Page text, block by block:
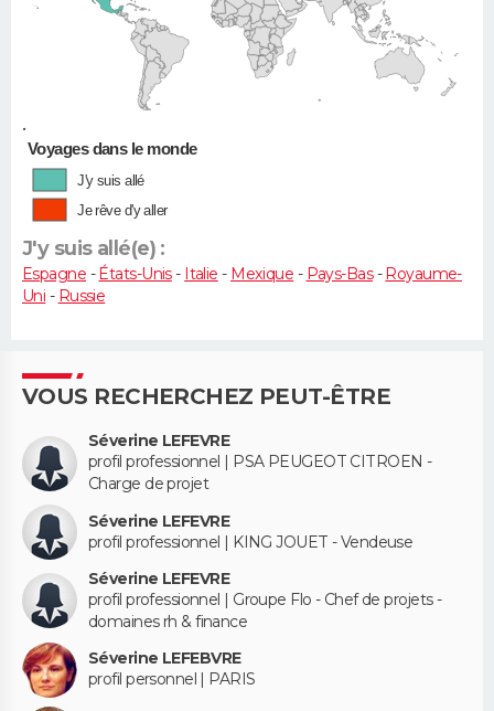
•
Voyages dans le monde
J'y suis allé
Je rêve d'y aller
J'y suis allé(e) :
Espagne - États-Unis- Italie - Mexique - Pays-Bas- Royaume-
Uni - Russie
VOUS RECHERCHEZ PEUT-ÊTRE
Séverine LEFEVRE
profil professionnel | PSA PEUGEOT CITROEN -
Charge de projet
Séverine LEFEVRE
profil professionnel | KING JOUET - Vendeuse
Séverine LEFEVRE
profil professionnel | Groupe Flo - Chef de projets -
domaines rh & finance
Séverine LEFEBVRE
profil personnel | PARIS